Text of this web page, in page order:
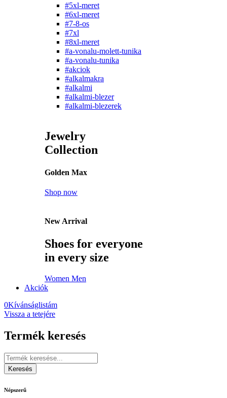
#5xl-meret
#6xl-meret
#7-8-os
#7xl
#8xl-meret
#a-vonalu-molett-tunika
#a-vonalu-tunika
#akciok
#alkalmakra
#alkalmi
#alkalmi-blezer
#alkalmi-blezerek
Jewelry
Collection
Golden Max
Shop now
New Arrival
Shoes for everyone
in every size
Women Men
Akciók
0Kívánságlistám
Vissza a tetejére
Termék keresés
Népszerű